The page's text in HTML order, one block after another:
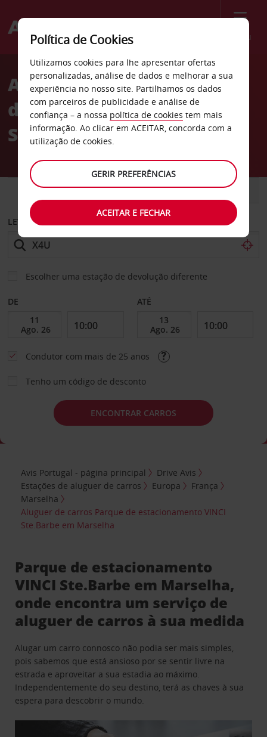
Menu
Welcome
AvisAluguer de carros Parque
de estacionamento VINCI
Ste.Barbe em Marselha
CARRO COMERCIAIS
LEVANTAR EM
Escolher uma estação de devolução diferente
DE ATÉ
Condutor com mais de 25 anos
Tenho um código de desconto
ENCONTRAR CARROS
Avis Portugal - página principal
Drive Avis
Estações de aluguer de carros
Europa
França
Marselha
Aluguer de carros Parque de estacionamento VINCI
Ste.Barbe em Marselha
Parque de estacionamento
VINCI Ste.Barbe em Marselha,
onde encontra um serviço de
aluguer de carros à sua medida
Alugar um carro connosco não podia ser mais simples,
pois sabemos que está ansioso por se sentir livre na
estrada e aproveitar a sua estadia ao máximo.
Independentemente do seu destino, terá as chaves à sua
espera para descobrir o mundo.
Política de Cookies
Utilizamos cookies para lhe apresentar ofertas
personalizadas, análise de dados e melhorar a sua
experiência no nosso site. Partilhamos os dados
com parceiros de publicidade e análise de
confiança – a nossa política de cookies tem mais
informação. Ao clicar em ACEITAR, concorda com a
utilização de cookies.
GERIR PREFERÊNCIAS
ACEITAR E FECHAR